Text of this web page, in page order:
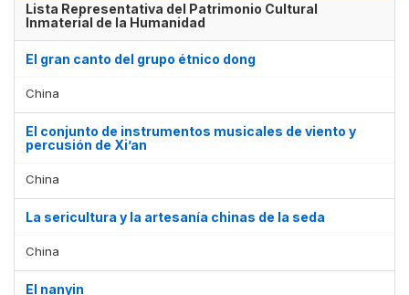
Lista Representativa del Patrimonio Cultural
Inmaterial de la Humanidad
El gran canto del grupo étnico dong
China
El conjunto de instrumentos musicales de viento y
percusión de Xi’an
China
La sericultura y la artesanía chinas de la seda
China
El nanyin